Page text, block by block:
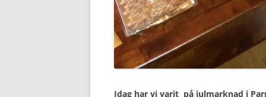
Idag har vi varit på julmarknad i